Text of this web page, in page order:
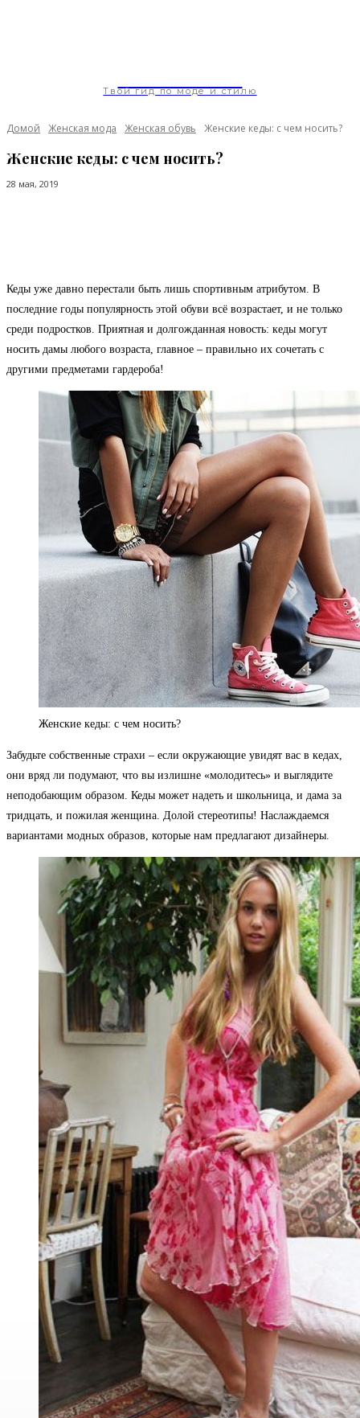
Твой гид по моде и стилю
Домой Женская мода Женская обувь Женские кеды: с чем носить?
Женские кеды: с чем носить?
28 мая, 2019
Кеды уже давно перестали быть лишь спортивным атрибутом. В
последние годы популярность этой обуви всё возрастает, и не только
среди подростков. Приятная и долгожданная новость: кеды могут
носить дамы любого возраста, главное – правильно их сочетать с
другими предметами гардероба!
Женские кеды: с чем носить?
Забудьте собственные страхи – если окружающие увидят вас в кедах,
они вряд ли подумают, что вы излишне «молодитесь» и выглядите
неподобающим образом. Кеды может надеть и школьница, и дама за
тридцать, и пожилая женщина. Долой стереотипы! Наслаждаемся
вариантами модных образов, которые нам предлагают дизайнеры.